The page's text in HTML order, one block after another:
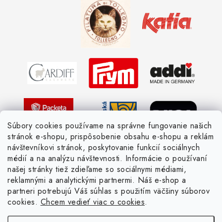
Súbory cookies používame na správne fungovanie našich
stránok e-shopu, prispôsobenie obsahu e-shopu a reklám
návštevníkovi stránok, poskytovanie funkcií sociálnych
médií a na analýzu návštevnosti. Informácie o používaní
našej stránky tiež zdieľame so sociálnymi médiami,
reklamnými a analytickými partnermi. Náš e-shop a
partneri potrebujú Váš súhlas s použitím väčšiny súborov
cookies. Chcem vedieť viac o cookies.
Kedy objednáme nový tovar
Žiadosť dotknutej osoby
Ako sa orientovať v hrúbke priadzí
Pletený slovník anglicky-česky
Pletený slovník česky-anglicky